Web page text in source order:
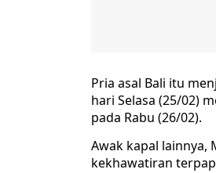
Pria asal Bali itu
hari Selasa (25/02)
pada Rabu (26/02).
Awak kapal lainnya,
kekhawatiran